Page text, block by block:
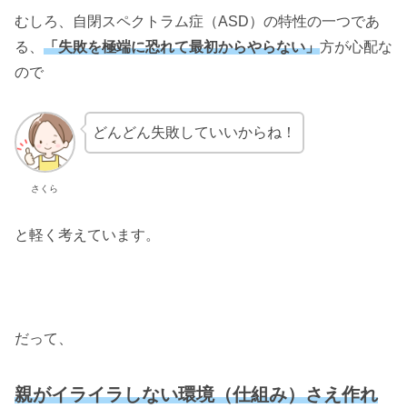
むしろ、自閉スペクトラム症（ASD）の特性の一つであ
る、 「失敗を極端に恐れて最初からやらない」方が心配な
ので
さくら
どんどん失敗していいからね！
と軽く考えています。
だって、
親がイライラしない環境（仕組み）さえ作れ